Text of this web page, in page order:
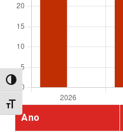
Alternar alto contraste
Alternar tamanho da fonte
Ano